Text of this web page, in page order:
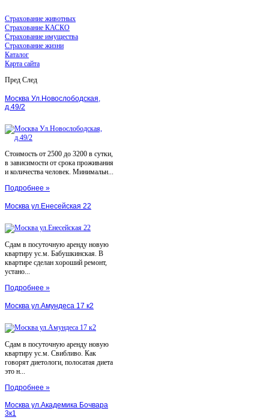
Страхование животных
Страхование КАСКО
Страхование имущества
Страхование жизни
Каталог
Карта сайта
Пред След
Москва Ул.Новослободская,
д.49/2
Стоимость от 2500 до 3200 в сутки,
в зависимости от срока проживания
и количества человек. Минимальн...
Подробнее »
Москва ул.Енесейская 22
Сдам в посуточную аренду новую
квартиру ус.м. Бабушкинская. В
квартире сделан хороший ремонт,
устано...
Подробнее »
Москва ул.Амундеса 17 к2
Сдам в посуточную аренду новую
квартиру ус.м. Свибливо. Как
говорят диетологи, полосатая диета
это н...
Подробнее »
Москва ул.Академика Бочвара
3к1